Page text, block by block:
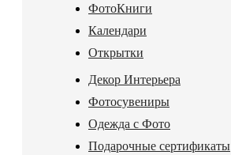
ФотоКниги
Календари
Открытки
Декор Интерьера
Фотосувениры
Одежда с Фото
Подарочные сертификаты